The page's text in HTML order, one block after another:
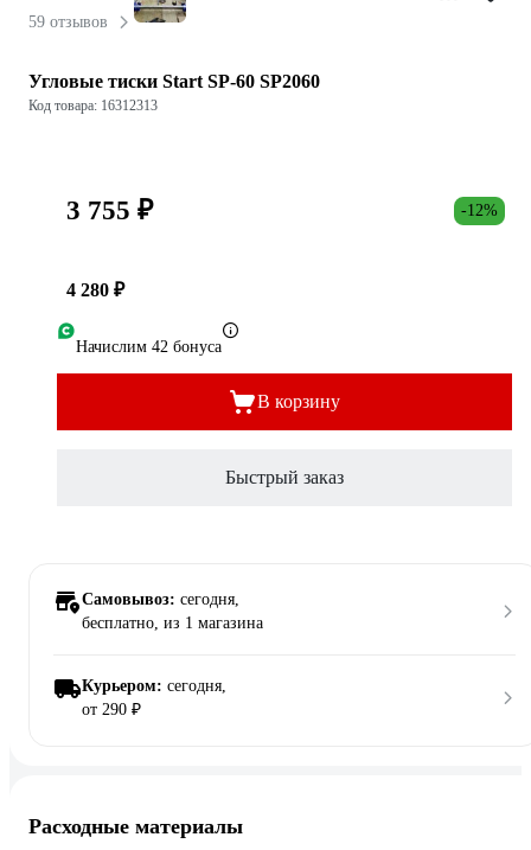
59 отзывов
Угловые тиски Start SP-60 SP2060
Код товара: 16312313
3 755 ₽ -12%
4 280 ₽
Начислим 42 бонуса
В корзину
Быстрый заказ
Самовывоз: сегодня,
бесплатно, из 1 магазина
Курьером: сегодня,
от 290 ₽
Расходные материалы